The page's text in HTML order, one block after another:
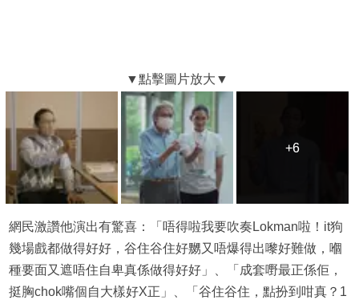
+6
+6
網民激讚他演出有驚喜：「唔得啦我要吹奏Lokman啦！it狗
幾場戲都做得好好，谷住谷住好嬲又唔爆得出嚟好難做，嗰
種要面又遮唔住自卑真係做得好好」、「成套嘢最正係佢，
挺胸chok嘴個自大樣好X正」、「谷住谷住，點扮到咁真？1